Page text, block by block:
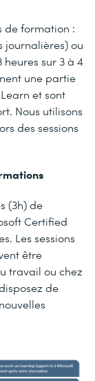
de formation :
journalières) ou
sur 3 à 4
une partie
et sont
Nous utilisons
des sessions
(3h) de
Certified
Les sessions
être
travail ou chez
de